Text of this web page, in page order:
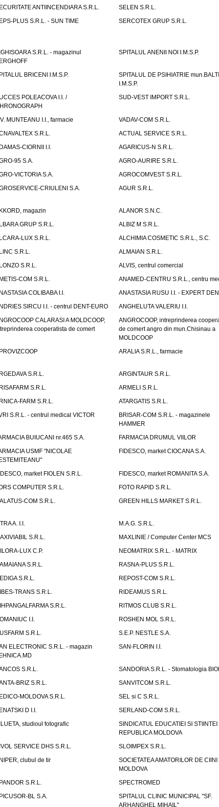
ANTIINCENDIARA S.R.L.
SELEN S.R.L.
PLUS S.R.L. - SUN TIME
SERCOTEX GRUP S.R.L.
S.R.L. - magazinul
SPITALUL ANENII NOI I.M.S.P.
BRICENI I.M.S.P.
SPITALUL DE PSIHIATRIE mun.BALTI
I.M.S.P.
POLEACOVA I.I. /
SUD-VEST IMPORT S.R.L.
MUNTEANU I.I., farmacie
VADAV-COM S.R.L.
S.R.L.
ACTUAL SERVICE S.R.L.
CIORNII I.I.
AGARICUS-N S.R.L.
95 S.A.
AGRO-AURIRE S.R.L.
VICTORIA S.A.
AGROCOMVEST S.R.L.
CRIULENI S.A.
AGUR S.R.L.
magazin
ALANOR S.N.C.
GRUP S.R.L.
ALBIZ M S.R.L.
LUX S.R.L.
ALCHIMIA COSMETIC S.R.L., S.C.
S.R.L.
ALMAIAN S.R.L.
S.R.L.
ALVIS, centrul comercial
COM S.R.L.
ANAMED-CENTRU S.R.L., centru
COLIBABA I.I.
ANASTASIA RUSU I.I. - EXPERT
SIRCU I.I. - centrul DENT-EURO
ANGHELUTA VALERIU I.I.
CALARASI A MOLDCOOP,
cooperatista de comert
ANGROCOOP, intreprinderea
de comert angro din mun.Chisinau a
MOLDCOOP
ARALIA S.R.L., farmacie
S.R.L.
ARGINTAUR S.R.L.
S.R.L.
ARMELI S.R.L.
FARM S.R.L.
ATARGATIS S.R.L.
S.R.L. - centrul medical VICTOR
BRISAR-COM S.R.L. - magazinele
HAMMER
BUIUCANI nr.465 S.A.
FARMACIA DRUMUL VIILOR
USMF "NICOLAE
FIDESCO, market CIOCANA S.A.
market FIOLEN S.R.L.
FIDESCO, market ROMANITA S.A.
COMPUTER S.R.L.
FOTO RAPID S.R.L.
COM S.R.L.
GREEN HILLS MARKET S.R.L.
A. I.I.
M.A.G. S.R.L.
S.R.L.
MAXLINIE / Computer Center MCS
LUX C.P.
NEOMATRIX S.R.L. - MATRIX
S.R.L.
RASNA-PLUS S.R.L.
S.R.L.
REPOST-COM S.R.L.
TRANS S.R.L.
RIDEAMUS S.R.L.
S.R.L.
RITMOS CLUB S.R.L.
I.I.
ROSHEN MOL S.R.L.
S.R.L.
S.E.P. NESTLE S.A.
ELECTRONIC S.R.L. - magazin
SAN-FLORIN I.I.
S.R.L.
SANDORIA S.R.L. - Stomatologia
BRIZ S.R.L.
SANVITCOM S.R.L.
MOLDOVA S.R.L.
SEL si C S.R.L.
D I.I.
SERLAND-COM S.R.L.
studioul fotografic
SINDICATUL EDUCATIEI SI STIINTEI
REPUBLICA MOLDOVA
SERVICE DHS S.R.L.
SLOIMPEX S.R.L.
clubul de tir
SOCIETATEA AMATORILOR DE CIINI
MOLDOVA
S.R.L.
SPECTROMED
BL S.A.
SPITALUL CLINIC MUNICIPAL "SF.
ARHANGHEL MIHAIL"